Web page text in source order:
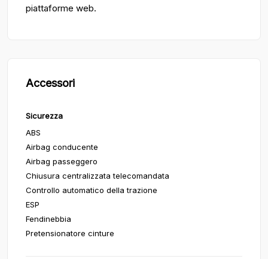
piattaforme web.
Accessori
Sicurezza
ABS
Airbag conducente
Airbag passeggero
Chiusura centralizzata telecomandata
Controllo automatico della trazione
ESP
Fendinebbia
Pretensionatore cinture